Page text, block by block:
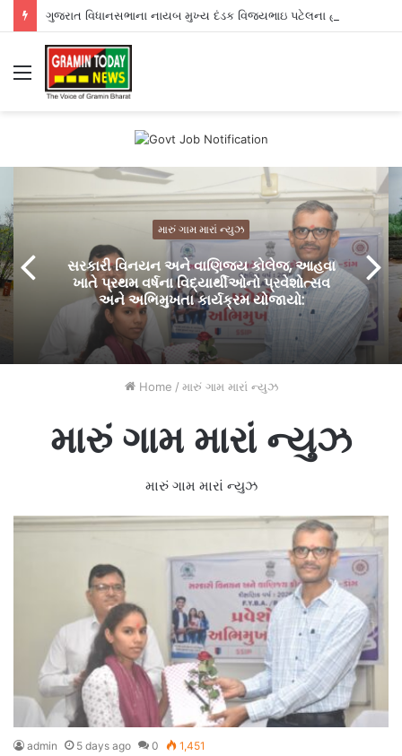
Menu
મારું ગામ મારાં ન્યુઝ
સરકારી વિનયન અને વાણિજ્ય કોલેજ, આહવા
ખાતે પ્રથમ વર્ષના વિદ્યાર્થીઓનો પ્રવેશોત્સવ
અને અભિમુખતા કાર્યક્રમ યોજાયો:
Home / મારું ગામ મારાં ન્યુઝ
મારું ગામ મારાં ન્યુઝ
મારું ગામ મારાં ન્યુઝ
admin 5 days ago 0 1,451